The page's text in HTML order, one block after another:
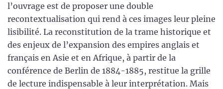
l’ouvrage est de proposer une double
recontextualisation qui rend à ces images leur pleine
lisibilité. La reconstitution de la trame historique et
des enjeux de l’expansion des empires anglais et
français en Asie et en Afrique, à partir de la
conférence de Berlin de 1884-1885, restitue la grille
de lecture indispensable à leur interprétation. Mais